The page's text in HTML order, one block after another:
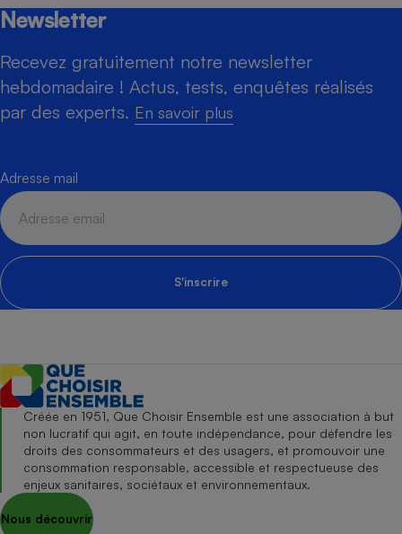
Newsletter
Recevez gratuitement notre newsletter
hebdomadaire ! Actus, tests, enquêtes réalisés
par des experts. En savoir plus
Adresse mail
S'inscrire
Créée en 1951, Que Choisir Ensemble est une association à but
non lucratif qui agit, en toute indépendance, pour défendre les
droits des consommateurs et des usagers, et promouvoir une
consommation responsable, accessible et respectueuse des
enjeux sanitaires, sociétaux et environnementaux.
Nous découvrir